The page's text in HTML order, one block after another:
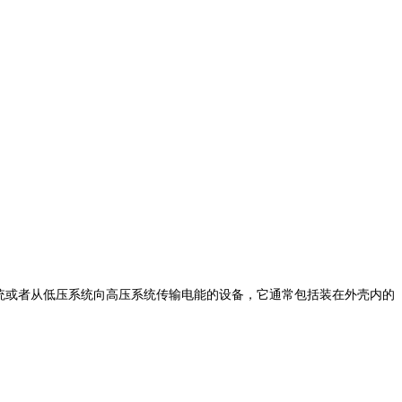
从低压系统向高压系统传输电能的设备，它通常包括装在外壳内的